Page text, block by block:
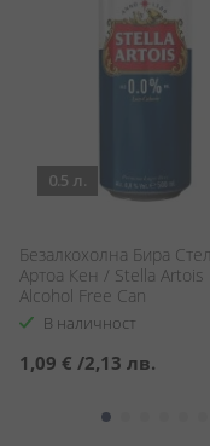
0.5 л.
Безалкохолна Бира
Артоа Кен / Stella Artois
Alcohol Free Can
В наличност
1,09 € /2,13 лв.